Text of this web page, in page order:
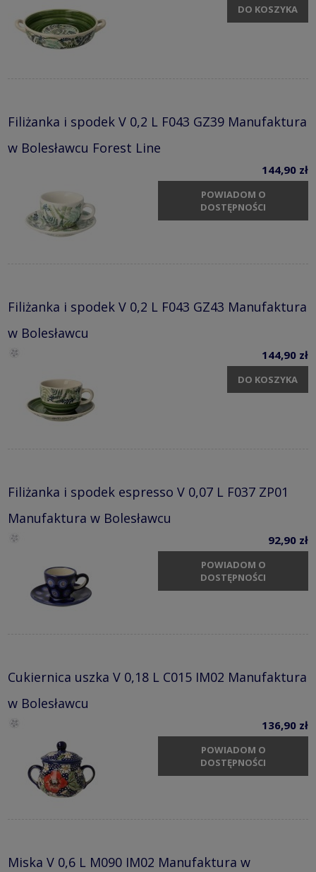
DO KOSZYKA
Filiżanka i spodek V 0,2 L F043 GZ39 Manufaktura
w Bolesławcu Forest Line
144,90 zł
POWIADOM O
DOSTĘPNOŚCI
Filiżanka i spodek V 0,2 L F043 GZ43 Manufaktura
w Bolesławcu
144,90 zł
DO KOSZYKA
Filiżanka i spodek espresso V 0,07 L F037 ZP01
Manufaktura w Bolesławcu
92,90 zł
POWIADOM O
DOSTĘPNOŚCI
Cukiernica uszka V 0,18 L C015 IM02 Manufaktura
w Bolesławcu
136,90 zł
POWIADOM O
DOSTĘPNOŚCI
Miska V 0,6 L M090 IM02 Manufaktura w